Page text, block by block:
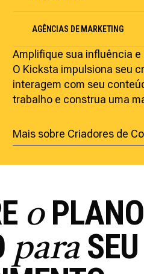
AGÊNCIAS DE MARKETING
Amplifique sua influência
O Kicksta impulsiona seu
interagem com seu
trabalho e construa uma
Mais sobre Criadores de
oPLANO
paraSEU